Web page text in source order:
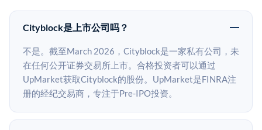
Cityblock是上市公司吗？
不是。截至March 2026，Cityblock是一家私有公司，未
在任何公开证券交易所上市。合格投资者可以通过
UpMarket获取Cityblock的股份。UpMarket是FINRA注
册的经纪交易商，专注于Pre-IPO投资。